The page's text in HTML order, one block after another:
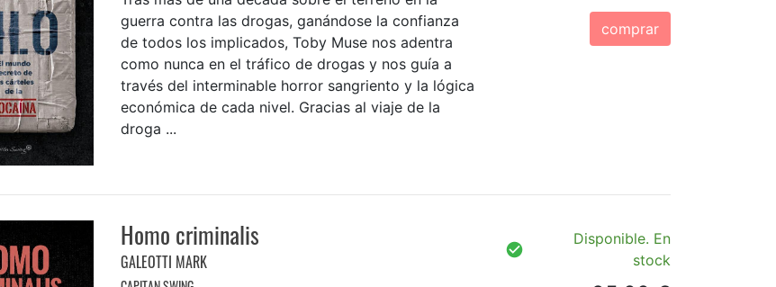
guerra contra las drogas, ganándose la confianza
de todos los implicados, Toby Muse nos adentra
como nunca en el tráfico de drogas y nos guía a
través del interminable horror sangriento y la lógica
económica de cada nivel. Gracias al viaje de la
droga ...
comprar
Homo criminalis
GALEOTTI MARK
Disponible. En
stock